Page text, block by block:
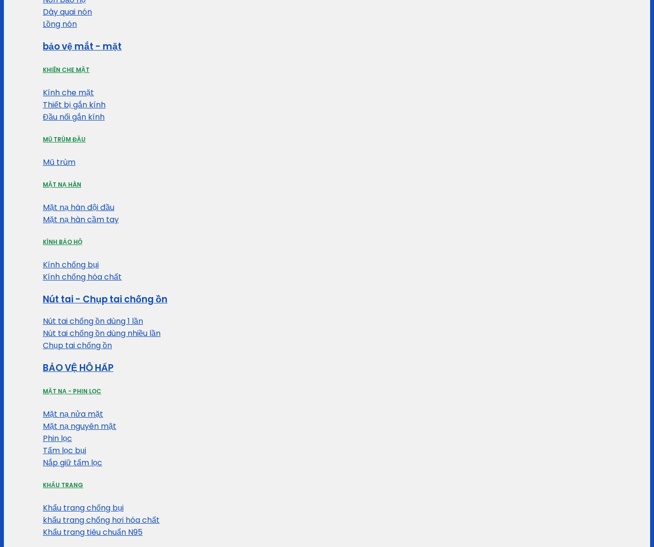
Dây quai nón
Lồng nón
bảo vệ mắt - mặt
KHIÊN CHE MẶT
Kính che mặt
Thiết bị gắn kính
Đầu nối gắn kính
MŨ TRÙM ĐẦU
Mũ trùm
MẶT NẠ HÀN
Mặt nạ hàn đội đầu
Mặt nạ hàn cầm tay
KÍNH BẢO HỘ
Kính chống bụi
Kính chống hóa chất
Nút tai - Chụp tai chống ồn
Nút tai chống ồn dùng 1 lần
Nút tai chống ồn dùng nhiều lần
Chụp tai chống ồn
BẢO VỆ HÔ HẤP
MẶT NẠ - PHIN LỌC
Mặt nạ nửa mặt
Mặt nạ nguyên mặt
Phin lọc
Tấm lọc bụi
Nắp giữ tấm lọc
KHẨU TRANG
Khẩu trang chống bụi
khẩu trang chống hơi hóa chất
Khẩu trang tiêu chuẩn N95